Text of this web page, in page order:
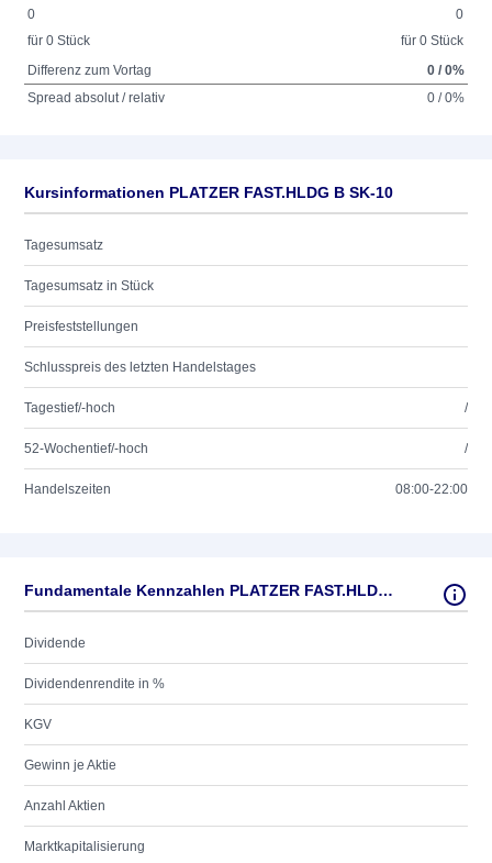
0
für 0 Stück
0
für 0 Stück
Differenz zum Vortag
0 / 0%
Spread absolut / relativ
0 / 0%
Kursinformationen PLATZER FAST.HLDG B SK-10
Tagesumsatz
Tagesumsatz in Stück
Preisfeststellungen
Schlusspreis des letzten Handelstages
Tagestief/-hoch /
52-Wochentief/-hoch /
Handelszeiten 08:00-22:00
Fundamentale Kennzahlen PLATZER FAST.HLDG B SK-10
Dividende
Dividendenrendite in %
KGV
Gewinn je Aktie
Anzahl Aktien
Marktkapitalisierung